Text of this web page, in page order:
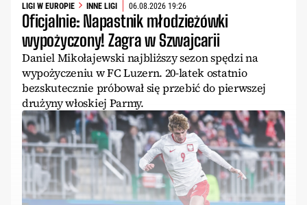
LIGI W EUROPIE INNE LIGI 06.08.2026 19:26
Oficjalnie: Napastnik młodzieżówki
wypożyczony! Zagra w Szwajcarii
Daniel Mikołajewski najbliższy sezon spędzi na
wypożyczeniu w FC Luzern. 20-latek ostatnio
bezskutecznie próbował się przebić do pierwszej
drużyny włoskiej Parmy.